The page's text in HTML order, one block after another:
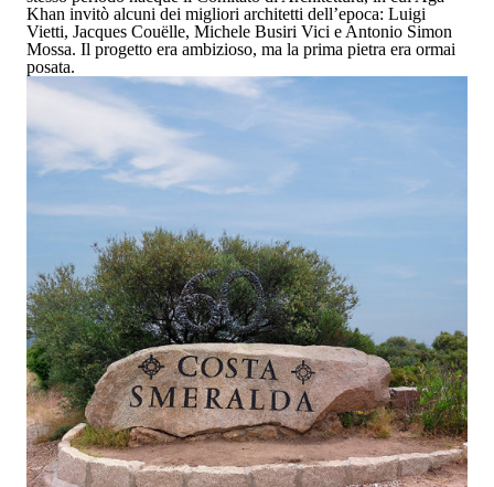
Khan invitò alcuni dei migliori architetti dell’epoca: Luigi
Vietti, Jacques Couëlle, Michele Busiri Vici e Antonio Simon
Mossa. Il progetto era ambizioso, ma la prima pietra era ormai
posata.